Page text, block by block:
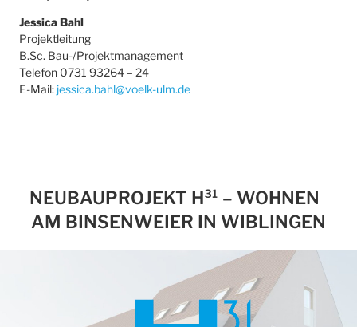
Jessica Bahl
Projektleitung
B.Sc. Bau-/Projektmanagement
Telefon 0731 93264 – 24
E-Mail: jessica.bahl@voelk-ulm.de
NEUBAUPROJEKT H³¹ – WOHNEN
AM BINSENWEIER IN WIBLINGEN